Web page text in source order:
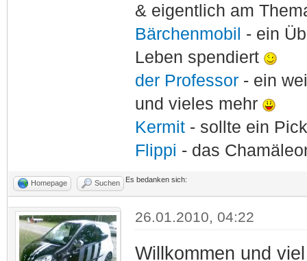
& eigentlich am
Bärchenmobil - ein
Leben spendiert
der Professor - ein
und vieles mehr
Kermit- sollte ein
Flippi - das
Homepage Suchen Es bedanken sich:
26.01.2010, 04:22
Willkommen und